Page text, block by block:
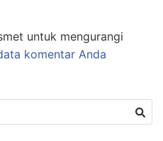
untuk mengurangi
komentar Anda